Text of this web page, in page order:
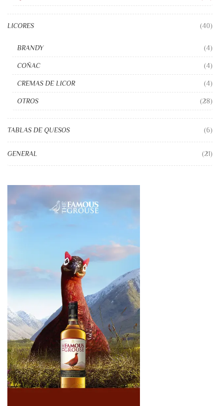
LICORES (40)
BRANDY (4)
COÑAC (4)
CREMAS DE LICOR (4)
OTROS (28)
TABLAS DE QUESOS (6)
GENERAL (21)